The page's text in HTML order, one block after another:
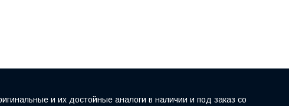
и их достойные аналоги в наличии и под заказ со